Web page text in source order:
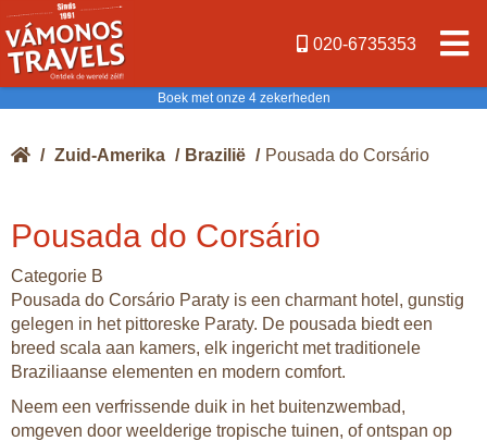
020-6735353
Boek met onze 4 zekerheden
/ Zuid-Amerika / Brazilië / Pousada do Corsário
Pousada do Corsário
Categorie B
Pousada do Corsário Paraty is een charmant hotel, gunstig
gelegen in het pittoreske Paraty. De pousada biedt een
breed scala aan kamers, elk ingericht met traditionele
Braziliaanse elementen en modern comfort.
Neem een verfrissende duik in het buitenzwembad,
omgeven door weelderige tropische tuinen, of ontspan op